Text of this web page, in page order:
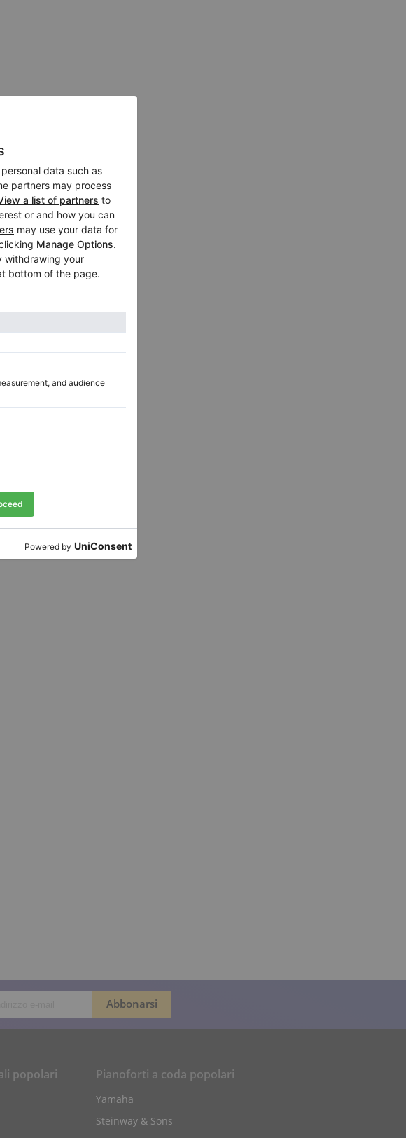
popolari Pianoforti a coda popolari
Yamaha
Steinway & Sons